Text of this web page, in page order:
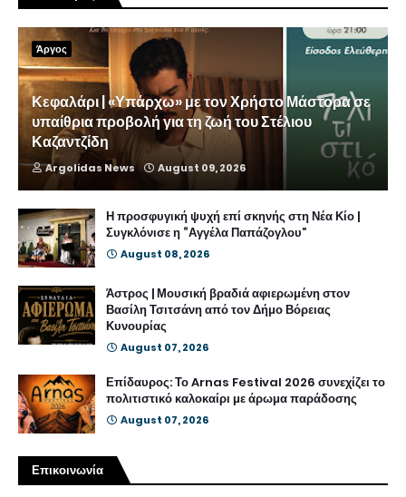
Άργος
Κεφαλάρι | «Υπάρχω» με τον Χρήστο Μάστορα σε
υπαίθρια προβολή για τη ζωή του Στέλιου
Καζαντζίδη
Argolidas News August 09, 2026
Η προσφυγική ψυχή επί σκηνής στη Νέα Κίο |
Συγκλόνισε η “Αγγέλα Παπάζογλου”
August 08, 2026
Άστρος | Μουσική βραδιά αφιερωμένη στον
Βασίλη Τσιτσάνη από τον Δήμο Βόρειας
Κυνουρίας
August 07, 2026
Επίδαυρος: Το Arnas Festival 2026 συνεχίζει το
πολιτιστικό καλοκαίρι με άρωμα παράδοσης
August 07, 2026
Επικοινωνία